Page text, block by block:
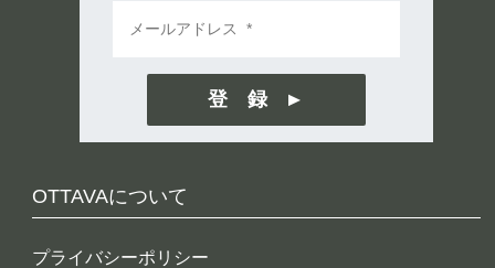
OTTAVAについて
プライバシーポリシー
登 録